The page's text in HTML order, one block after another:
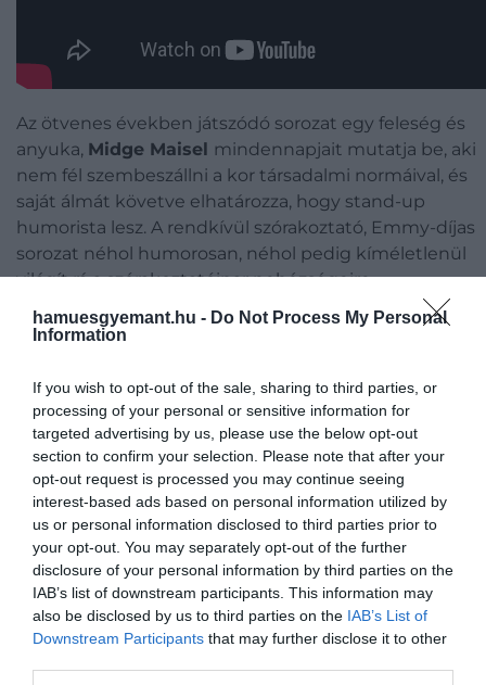
hamuesgyemant.hu - Do Not Process My Personal
Information
If you wish to opt-out of the sale, sharing to third parties, or
processing of your personal or sensitive information for
targeted advertising by us, please use the below opt-out
section to confirm your selection. Please note that after your
opt-out request is processed you may continue seeing
interest-based ads based on personal information utilized by
us or personal information disclosed to third parties prior to
your opt-out. You may separately opt-out of the further
disclosure of your personal information by third parties on the
IAB’s list of downstream participants. This information may
also be disclosed by us to third parties on the IAB’s List of
Downstream Participants that may further disclose it to other
Az ötvenes években játszódó sorozat egy feleség és
anyuka, Midge Maisel mindennapjait mutatja be, aki
nem fél szembeszállni a kor társadalmi normáival, és
saját álmát követve elhatározza, hogy stand-up
humorista lesz. A rendkívül szórakoztató, Emmy-díjas
sorozat néhol humorosan, néhol pedig kíméletlenül
világít rá a szórakoztatóipar nehézségeire.
Megszállottak viadala